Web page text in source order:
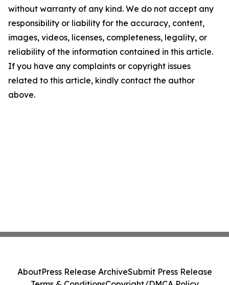
without warranty of any kind. We do not accept any
responsibility or liability for the accuracy, content,
images, videos, licenses, completeness, legality, or
reliability of the information contained in this article.
If you have any complaints or copyright issues
related to this article, kindly contact the author
above.
AboutPress Release ArchiveSubmit Press Release